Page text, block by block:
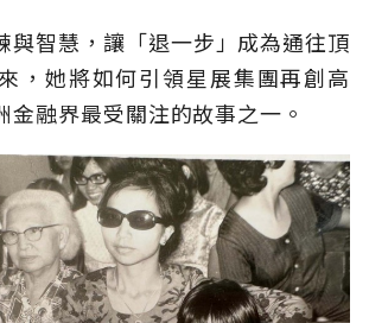
與智慧，讓「退一步」成為通往頂
，她將如何引領星展集團再創高
金融界最受關注的故事之一。